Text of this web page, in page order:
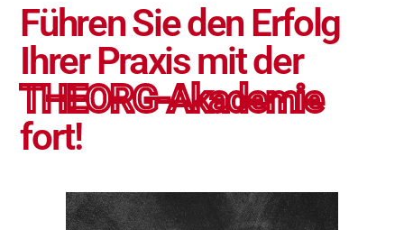
Führen Sie den Erfolg
Ihrer Praxis mit der
THEORG-Akademie
fort!